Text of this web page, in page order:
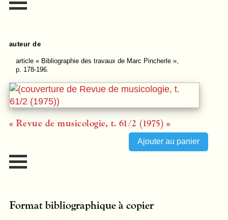
auteur de
article« Bibliographie des travaux de Marc Pincherle »,
p. 178-196.
« Revue de musicologie, t. 61/2 (1975) »
Format bibliographique à copier